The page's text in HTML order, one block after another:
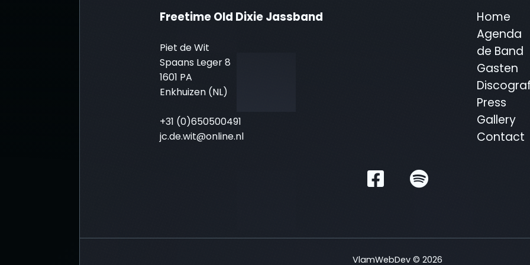
Freetime Old Dixie Jassband
Piet de Wit
Spaans Leger 8
1601 PA
Enkhuizen (NL)
+31 (0)650500491
jc.de.wit@online.nl
Home
Agenda
de Band
Gasten
Press
Gallery
Contact
VlamWebDev © 2026